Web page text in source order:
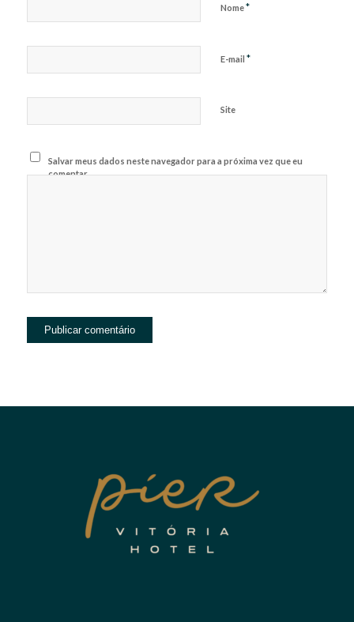
Nome*
E-mail *
Site
Salvar meus dados neste navegador para a próxima vez que eu
comentar.